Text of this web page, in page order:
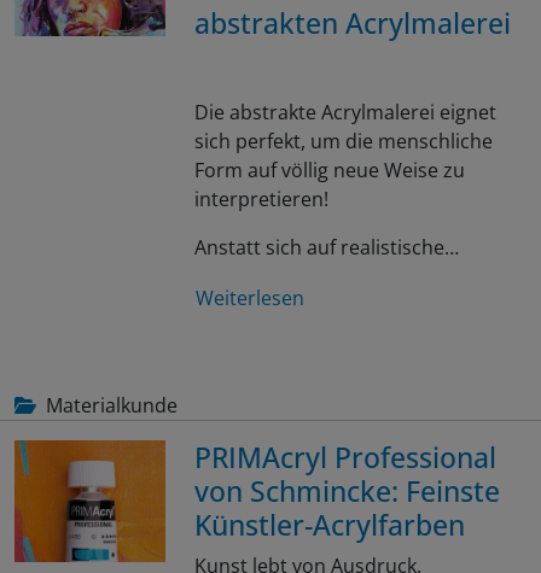
abstrakten Acrylmalerei
Die abstrakte Acrylmalerei eignet
sich perfekt, um die menschliche
Form auf völlig neue Weise zu
interpretieren!
Anstatt sich auf realistische…
Weiterlesen
Materialkunde
PRIMAcryl Professional
von Schmincke: Feinste
Künstler-Acrylfarben
Kunst lebt von Ausdruck,